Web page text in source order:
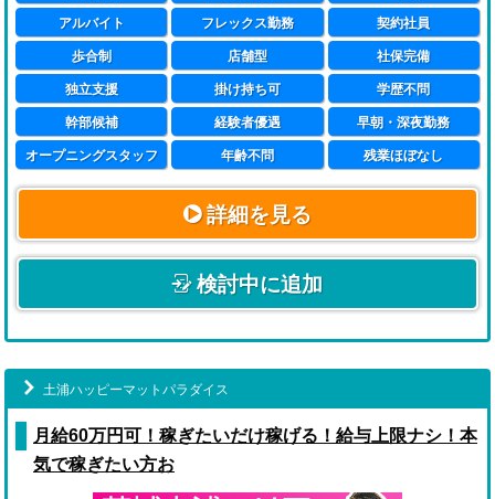
アルバイト フレックス勤務 契約社員
歩合制 店舗型 社保完備
独立支援 掛け持ち可 学歴不問
幹部候補 経験者優遇 早朝・深夜勤務
オープニングスタッフ 年齢不問 残業ほぼなし
詳細を見る
検討中に追加
土浦ハッピーマットパラダイス
月給60万円可！稼ぎたいだけ稼げる！給与上限ナシ！本
気で稼ぎたい方お